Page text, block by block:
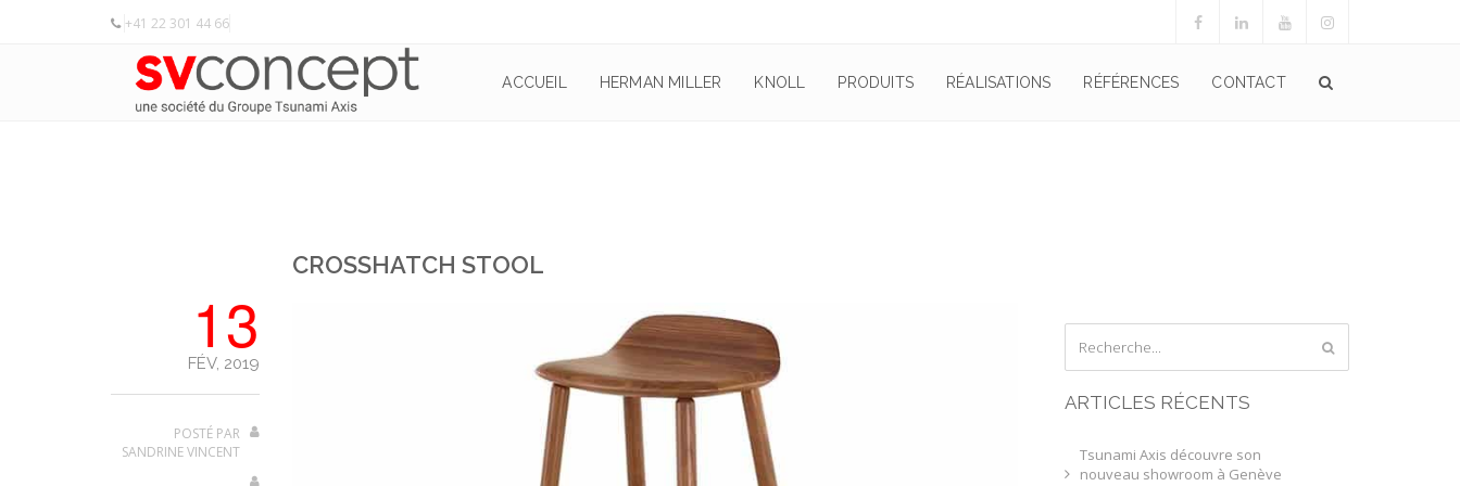
+41 22 301 44 66
ACCUEIL HERMAN MILLER KNOLL PRODUITS RÉALISATIONS RÉFÉRENCES CONTACT
13
FÉV, 2019
POSTÉ PAR
SANDRINE VINCENT
CROSSHATCH STOOL
ARTICLES RÉCENTS
Tsunami Axis découvre son
nouveau showroom à Genève